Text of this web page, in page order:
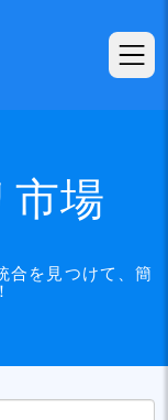
場
合を見つけて、簡